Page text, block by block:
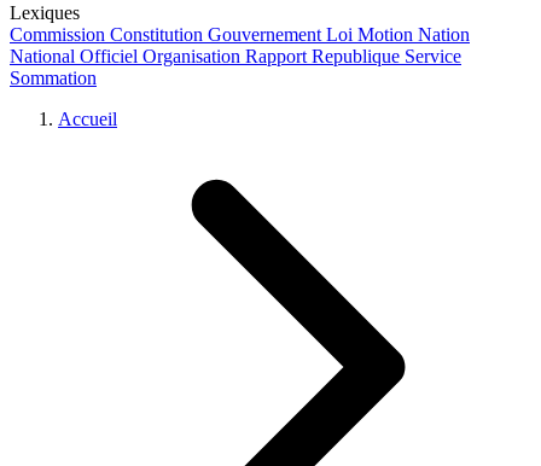
Lexiques
Commission Constitution Gouvernement Loi Motion Nation
National Officiel Organisation Rapport Republique Service
Sommation
Accueil